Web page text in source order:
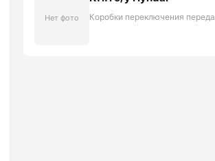
Нет фото Коробки переключения